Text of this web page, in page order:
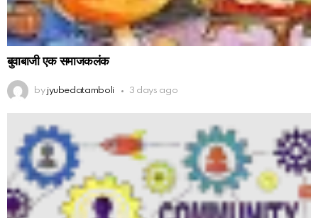
बुवाबाजी एक समाजकलंक
by jyubedatamboli 3 days ago